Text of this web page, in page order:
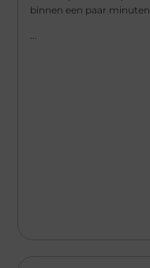
binnen een paar
...